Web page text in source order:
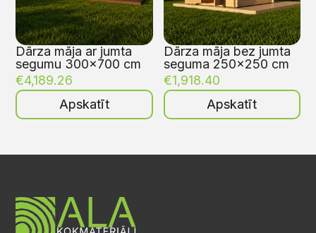
Dārza māja ar jumta
segumu 300×700 cm
€4,189.26
Apskatīt
Dārza māja bez jumta
seguma 250×250 cm
€1,918.40
Apskatīt